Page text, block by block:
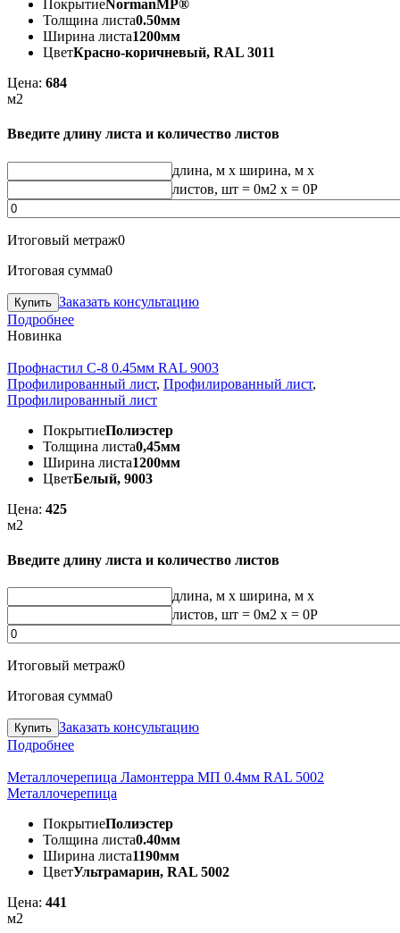
ПокрытиеNormanMP®
Толщина листа0.50мм
Ширина листа1200мм
ЦветКрасно-коричневый, RAL 3011
Цена: 684
м2
Введите длину листа и количество листов
длина, м x ширина, м x
листов, шт = 0м2 x = 0Р
Итоговый метраж0
Итоговая сумма0
Заказать консультацию
Подробнее
Новинка
Профнастил С-8 0.45мм RAL 9003
Профилированный лист, Профилированный лист,
Профилированный лист
ПокрытиеПолиэстер
Толщина листа0,45мм
Ширина листа1200мм
ЦветБелый, 9003
Цена: 425
м2
Введите длину листа и количество листов
длина, м x ширина, м x
листов, шт = 0м2 x = 0Р
Итоговый метраж0
Итоговая сумма0
Заказать консультацию
Подробнее
Металлочерепица Ламонтерра МП 0.4мм RAL 5002
Металлочерепица
ПокрытиеПолиэстер
Толщина листа0.40мм
Ширина листа1190мм
ЦветУльтрамарин, RAL 5002
Цена: 441
м2